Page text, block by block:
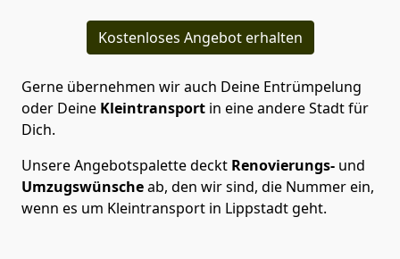
Kostenloses Angebot erhalten
Gerne übernehmen wir auch Deine Entrümpelung
oder Deine Kleintransport in eine andere Stadt für
Dich.
Unsere Angebotspalette deckt Renovierungs- und
Umzugswünscheab, den wir sind, die Nummer ein,
wenn es um Kleintransport in Lippstadt geht.